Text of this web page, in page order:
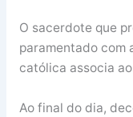
O sacerdote que
paramentado com
católica associa
Ao final do dia,